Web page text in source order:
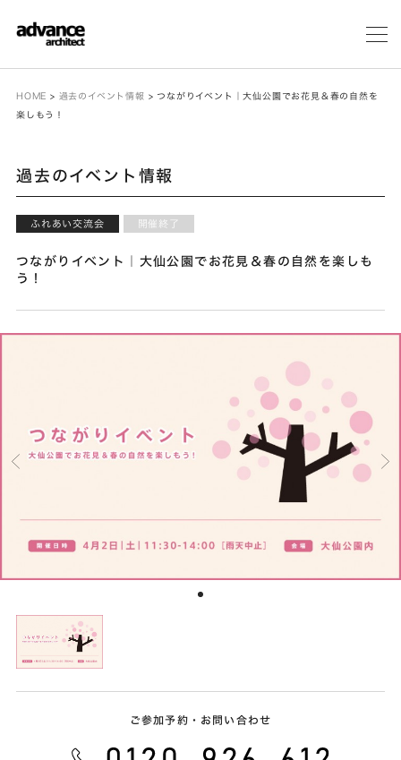
メ
ー
HOME > 過去のイベント情報 > つながりイベント｜大仙公園でお花見＆春の自然を
楽しもう！
過去のイベント情報
ふれあい交流会 開催終了
つながりイベント｜大仙公園でお花見＆春の自然を楽しも
う！
ご参加予約・お問い合わせ